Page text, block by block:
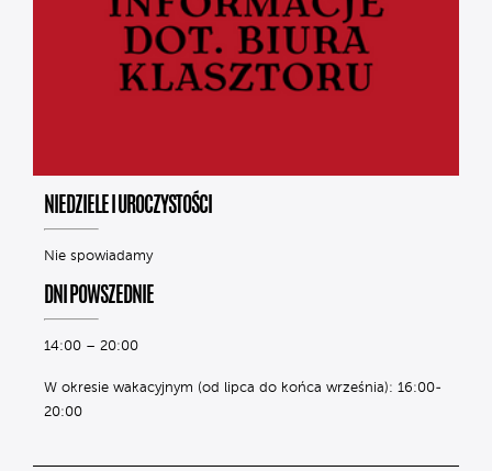
NIEDZIELE I UROCZYSTOŚCI
Nie spowiadamy
DNI POWSZEDNIE
14:00 – 20:00
W okresie wakacyjnym (od lipca do końca września): 16:00-
20:00